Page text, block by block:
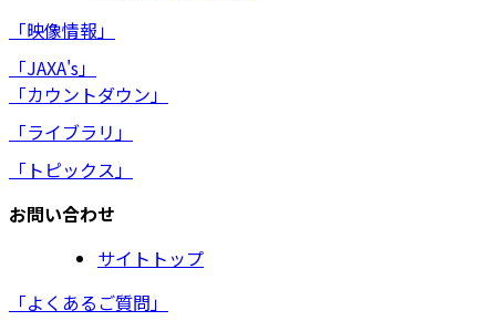
「映像情報」
「JAXA's」
「カウントダウン」
「ライブラリ」
「トピックス」
お問い合わせ
サイトトップ
「よくあるご質問」